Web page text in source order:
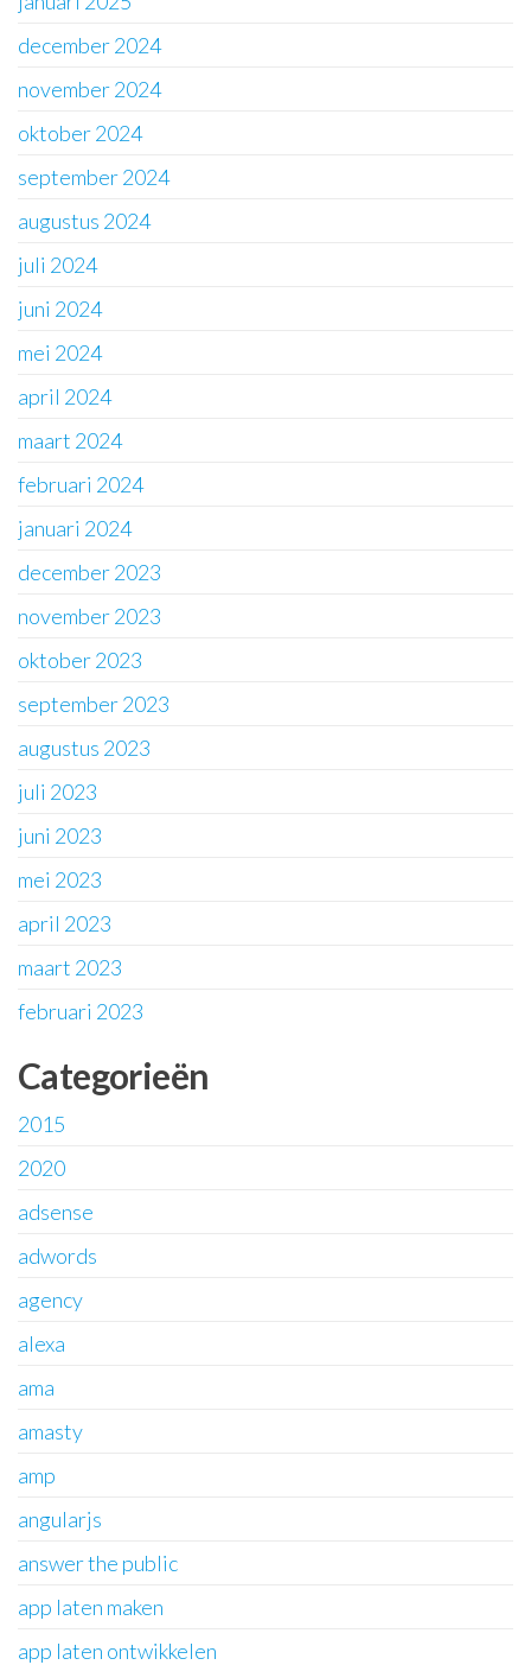
december 2024
november 2024
oktober 2024
september 2024
augustus 2024
juli 2024
juni 2024
mei 2024
april 2024
maart 2024
februari 2024
januari 2024
december 2023
november 2023
oktober 2023
september 2023
augustus 2023
juli 2023
juni 2023
mei 2023
april 2023
maart 2023
februari 2023
Categorieën
2015
2020
adsense
adwords
agency
alexa
ama
amasty
amp
angularjs
answer the public
app laten maken
app laten ontwikkelen